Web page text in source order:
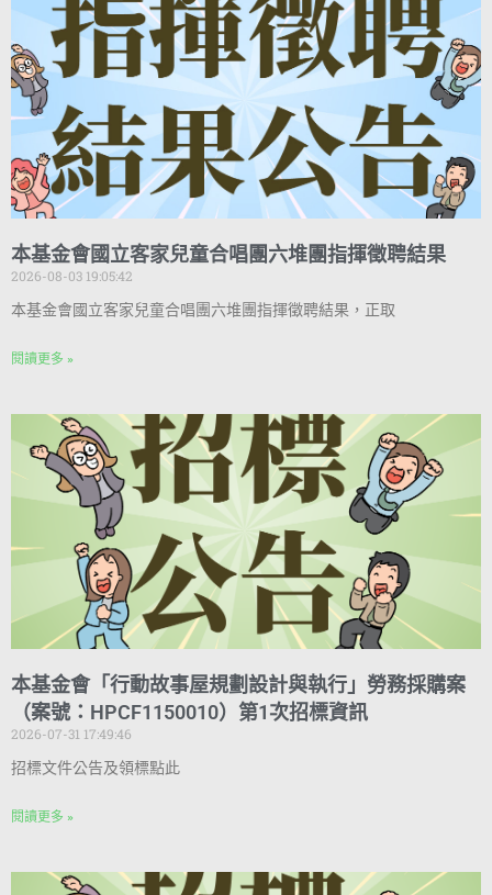
本基金會國立客家兒童合唱團六堆團指揮徵聘結果
2026-08-03 19:05:42
本基金會國立客家兒童合唱團六堆團指揮徵聘結果，正取
閱讀更多 »
本基金會「行動故事屋規劃設計與執行」勞務採購案
（案號：HPCF1150010）第1次招標資訊
2026-07-31 17:49:46
招標文件公告及領標點此
閱讀更多 »